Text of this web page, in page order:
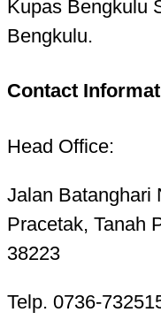
Kupas Bengkulu
Bengkulu.
Contact
Head Office:
Jalan Batanghari
Pracetak, Tanah
38223
Telp. 0736-